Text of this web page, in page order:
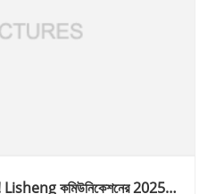
Lisheng কমিউনিকেশনের 2025